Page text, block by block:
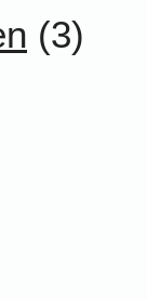
(3)